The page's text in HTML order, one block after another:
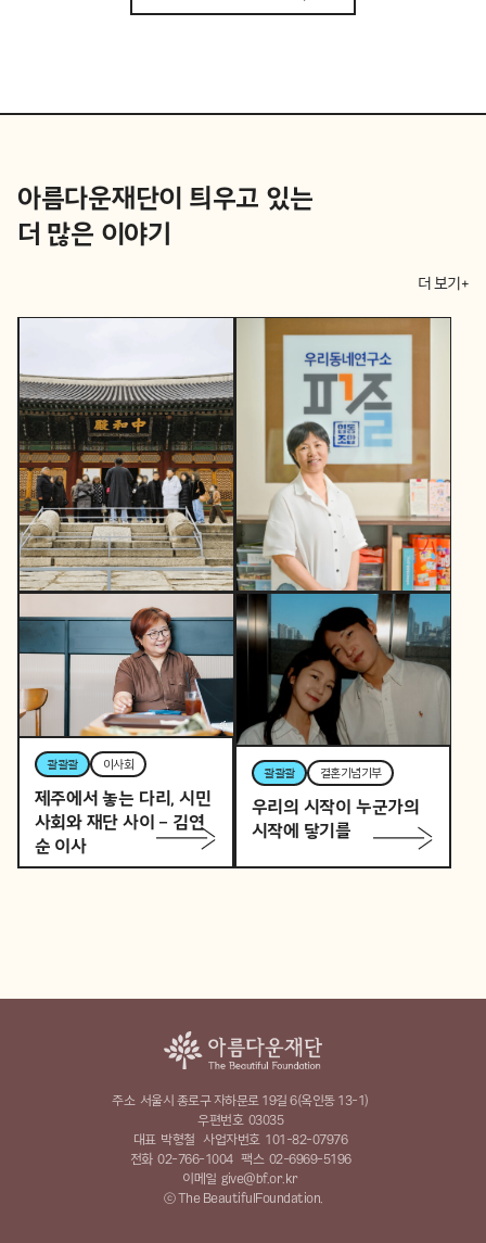
아름다운재단이 틔우고 있는
더 많은 이야기
더 보기+
역사활동가
토요일 오후, 역사활동가
로 변신하는 직장인 P의
이중생활
콸콸콸 뷰티풀커넥트
우리 동네가 어제보다 다
정해지는 법
콸콸콸 이사회
제주에서 놓는 다리, 시민
사회와 재단 사이 – 김연
순 이사
콸콸콸 결혼기념기부
우리의 시작이 누군가의
시작에 닿기를
주소 서울시 종로구 자하문로 19길 6(옥인동 13-1)
우편번호 03035
대표 박형철 사업자번호 101-82-07976
전화 02-766-1004 팩스 02-6969-5196
이메일 give@bf.or.kr
ⓒ The BeautifulFoundation.